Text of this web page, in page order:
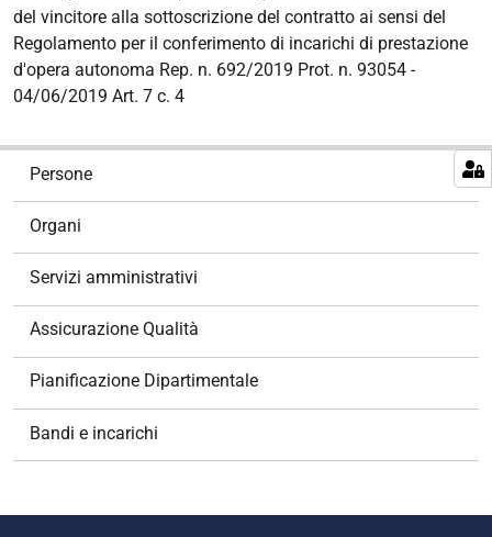
del vincitore alla sottoscrizione del contratto ai sensi del
Regolamento per il conferimento di incarichi di prestazione
d'opera autonoma Rep. n. 692/2019 Prot. n. 93054 -
04/06/2019 Art. 7 c. 4
Persone
Organi
Servizi amministrativi
Assicurazione Qualità
Pianificazione Dipartimentale
Bandi e incarichi